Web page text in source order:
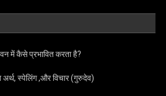
में कैसे प्रभावित करता है?
स्पेलिंग ,और विचार (गुरुदेव)